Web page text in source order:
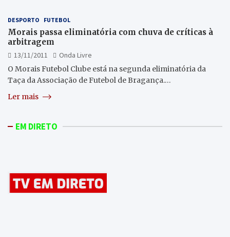
DESPORTO FUTEBOL
Morais passa eliminatória com chuva de críticas à
arbitragem
13/11/2011
Onda Livre
O Morais Futebol Clube está na segunda eliminatória da
Taça da Associação de Futebol de Bragança.…
Ler mais
EM DIRETO